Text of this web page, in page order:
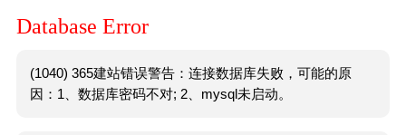
Database Error
(1040) 365建站错误警告：连接数据库失败，可能的原
因：1、数据库密码不对; 2、mysql未启动。